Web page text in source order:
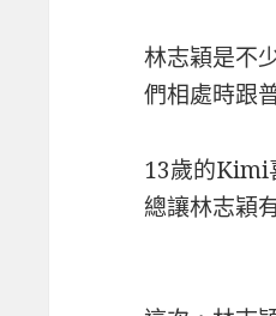
林志穎是不
們相處時跟
13歲的Kimi
總讓林志穎